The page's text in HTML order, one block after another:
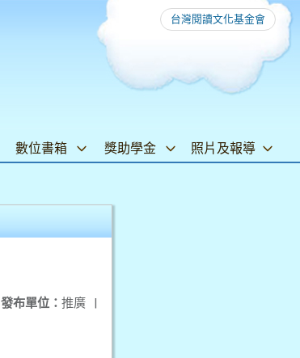
台灣閱讀文化基金會
數位書箱 獎助學金 照片及報導
發布單位： 推廣 |